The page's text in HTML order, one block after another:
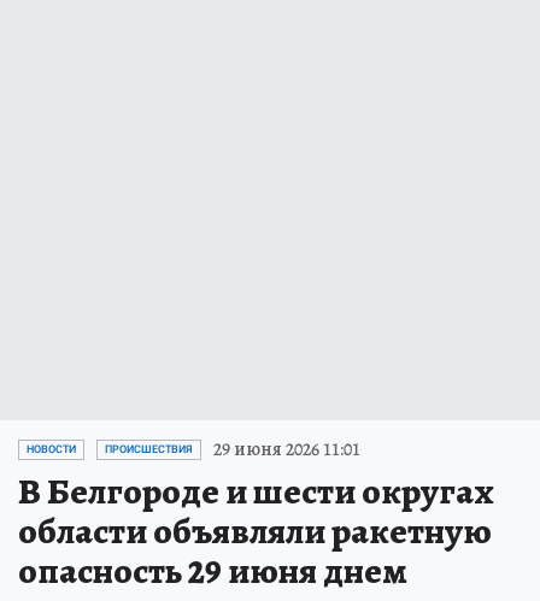
НОВОСТИ ПРОИСШЕСТВИЯ 29 июня 2026 11:01
В Белгороде и шести округах
области объявляли ракетную
опасность 29 июня днем